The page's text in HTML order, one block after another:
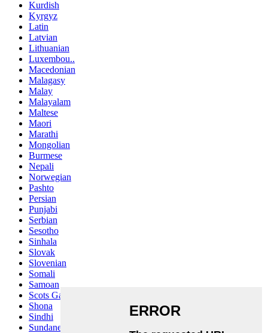
Kurdish
Kyrgyz
Latin
Latvian
Lithuanian
Luxembou..
Macedonian
Malagasy
Malay
Malayalam
Maltese
Maori
Marathi
Mongolian
Burmese
Nepali
Norwegian
Pashto
Persian
Punjabi
Serbian
Sesotho
Sinhala
Slovak
Slovenian
Somali
Samoan
Scots Gaelic
Shona
Sindhi
Sundanese